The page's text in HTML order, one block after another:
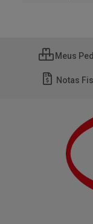
Meus
Notas